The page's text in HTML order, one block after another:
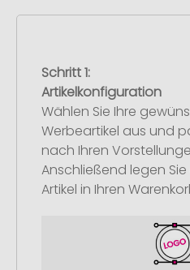
Schritt 1:
Artikelkonfiguration
Wählen Sie Ihre
Werbeartikel aus und
nach Ihren
Anschließend legen
Artikel in Ihren